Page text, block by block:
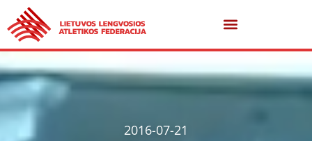
2016-07-21